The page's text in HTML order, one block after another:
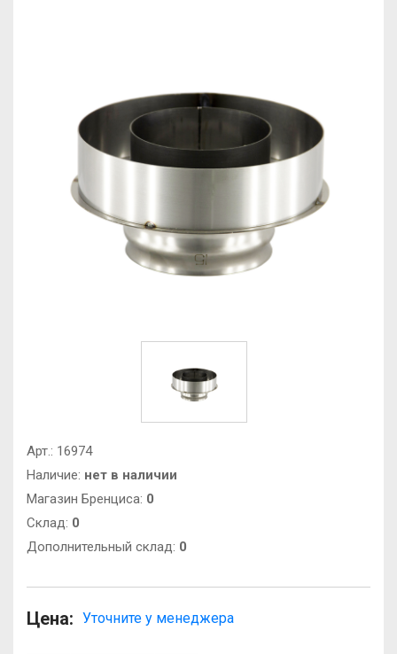
Арт.: 16974
Наличие: нет в наличии
Магазин Бренциса: 0
Cклад: 0
Дополнительный склад: 0
Цена: Уточните у менеджера